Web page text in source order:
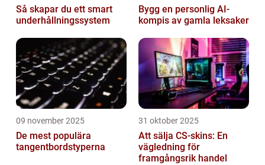
Så skapar du ett smart
underhållningssystem
Bygg en personlig AI-
kompis av gamla leksaker
09 november 2025
De mest populära
tangentbordstyperna
31 oktober 2025
Att sälja CS-skins: En
vägledning för
framgångsrik handel